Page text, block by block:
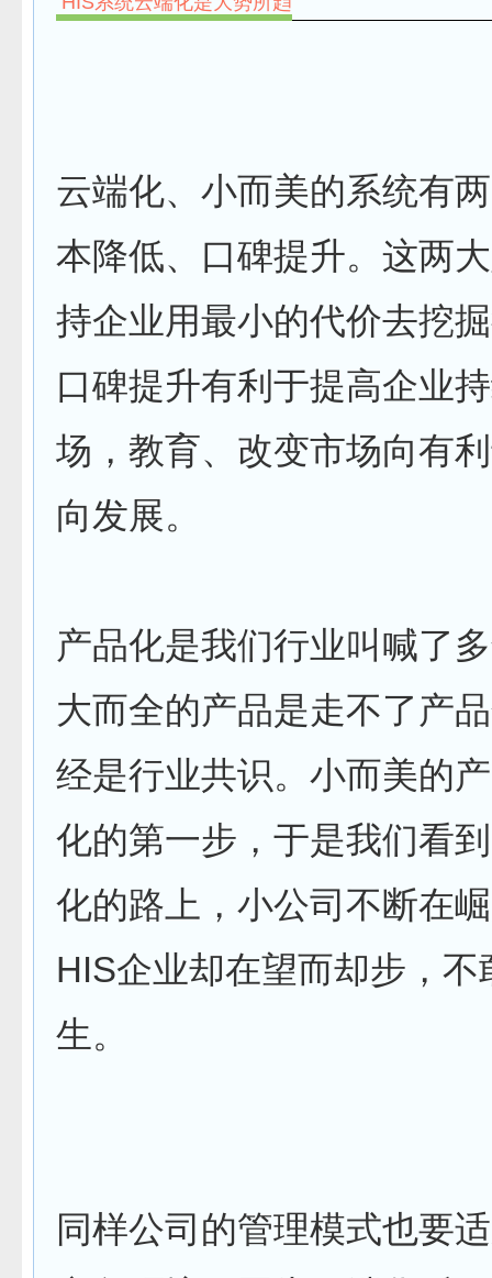
云端化、小而美的系统有
本降低、口碑提升。这两
持企业用最小的代价去挖
口碑提升有利于提高企业
场，教育、改变市场向有
向发展。
产品化是我们行业叫喊了
大而全的产品是走不了产
经是行业共识。小而美的
化的第一步，于是我们看
化的路上，小公司不断在
HIS企业却在望而却步，不
生。
同样公司的管理模式也要